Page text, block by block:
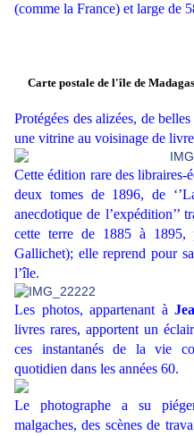
(comme la France) et large de
Carte postale de l'île de
Protégées des alizées, de
une vitrine au voisinage de
Cette édition rare des libraires-
deux tomes de 1896, de
anecdotique de l’expédition’’
cette terre de 1885 à
Gallichet); elle reprend pour
l’île.
Les photos, appartenant à
livres rares, apportent un
ces instantanés de la vie
quotidien dans les années 60.
Le photographe a su
malgaches, des scènes de